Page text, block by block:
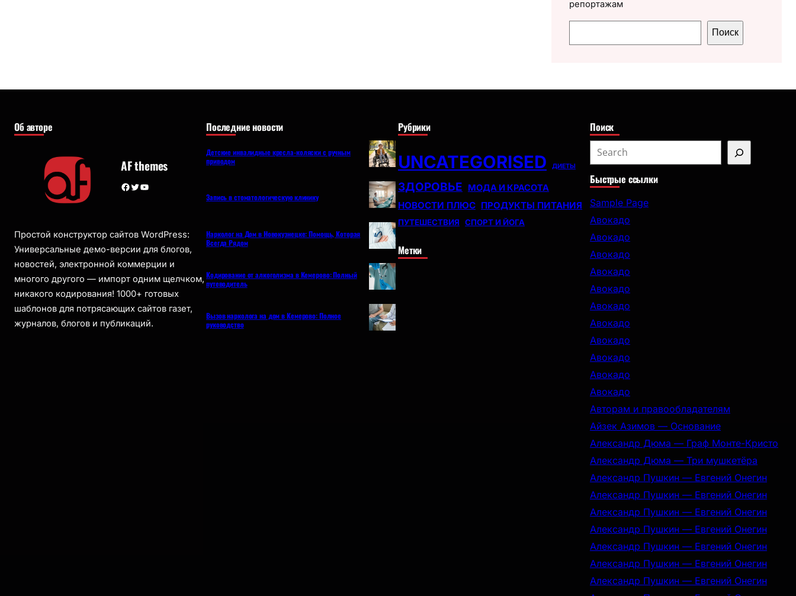
репортажам
о
Поиск
Об авторе
AF themes
Facebook Twitter YouTube
Простой конструктор сайтов WordPress:
Универсальные демо-версии для блогов,
новостей, электронной коммерции и
многого другого — импорт одним щелчком,
никакого кодирования! 1000+ готовых
шаблонов для потрясающих сайтов газет,
журналов, блогов и публикаций.
Последние новости
Детские инвалидные кресла-коляски с ручным
приводом
Запись в стоматологическую клинику
Нарколог на Дом в Новокузнецке: Помощь, Которая
Всегда Рядом
Кодирование от алкоголизма в Кемерово: Полный
путеводитель
Вызов нарколога на дом в Кемерово: Полное
руководство
Рубрики
UNCATEGORISED ДИЕТЫ
ЗДОРОВЬЕ МОДА И КРАСОТА
НОВОСТИ ПЛЮС ПРОДУКТЫ ПИТАНИЯ
ПУТЕШЕСТВИЯ СПОРТ И ЙОГА
Метки
Поиск
e
a
r
c
h
Быстрые ссылки
Sample Page
Авокадо
Авокадо
Авокадо
Авокадо
Авокадо
Авокадо
Авокадо
Авокадо
Авокадо
Авокадо
Авокадо
Авторам и правообладателям
Айзек Азимов — Основание
Александр Дюма — Граф Монте-Кристо
Александр Дюма — Три мушкетёра
Александр Пушкин — Евгений Онегин
Александр Пушкин — Евгений Онегин
Александр Пушкин — Евгений Онегин
Александр Пушкин — Евгений Онегин
Александр Пушкин — Евгений Онегин
Александр Пушкин — Евгений Онегин
Александр Пушкин — Евгений Онегин